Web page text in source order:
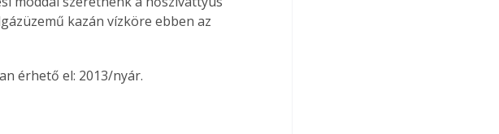
kazán vízköre ebben az
érhető el: 2013/nyár.